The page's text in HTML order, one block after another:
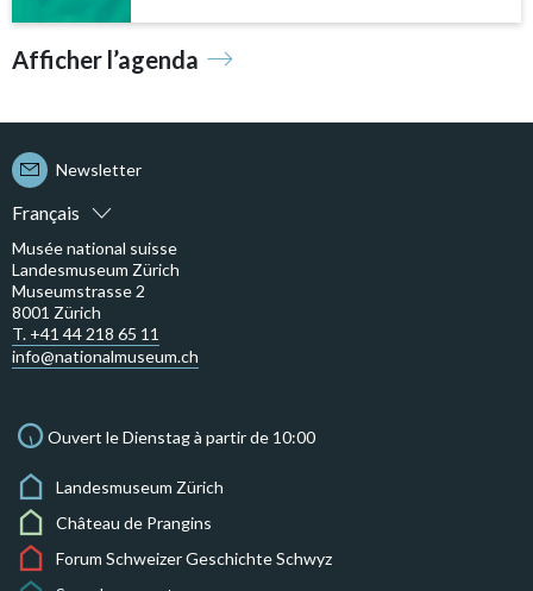
Afficher l’agenda
Français
Newsletter
Musée national suisse
Landesmuseum Zürich
Museumstrasse 2
8001 Zürich
T. +41 44 218 65 11
info@nationalmuseum.ch
Ouvert le Dienstag à partir de 10:00
Landesmuseum Zürich
Château de Prangins
Forum Schweizer Geschichte Schwyz